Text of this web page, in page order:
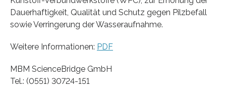
Dauerhaftigkeit, Qualität und Schutz gegen Pilzbefall
sowie Verringerung der Wasseraufnahme.
Weitere Informationen: PDF
MBM ScienceBridge GmbH
Tel.: (0551) 30724-151